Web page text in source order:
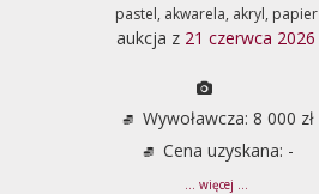
pastel, akwarela, akryl, papier
aukcja z 21 czerwca 2026
Wywoławcza: 8 000 zł
Cena uzyskana: -
... więcej ...